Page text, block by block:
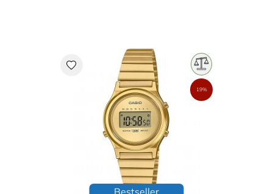
Bestseller
favorite
19%